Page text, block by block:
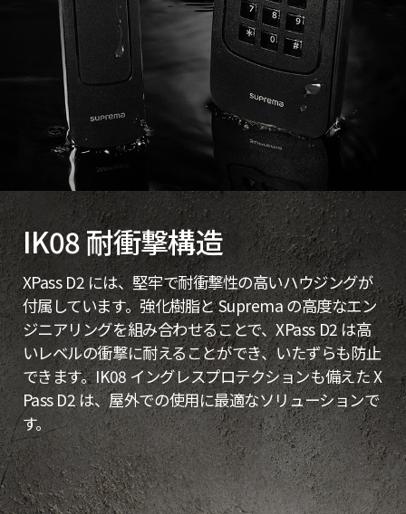
IK08 耐衝撃構造
XPass D2 には、堅牢で耐衝撃性の高いハウジングが
付属しています。強化樹脂と Suprema の高度なエン
ジニアリングを組み合わせることで、XPass D2 は高
いレベルの衝撃に耐えることができ、いたずらも防止
できます。IK08 イングレスプロテクションも備えた X
Pass D2 は、屋外での使用に最適なソリューションで
す。